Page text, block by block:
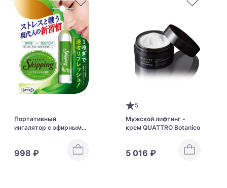
Портативный
ингалятор с эфирными
998 ₽
5
Мужской лифтинг -
крем QUATTRO Botanico
5 016 ₽